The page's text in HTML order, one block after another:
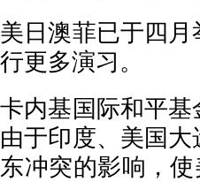
美日澳菲已于四
行更多演习。
卡内基国际和平
由于印度、美国
东冲突的影响，